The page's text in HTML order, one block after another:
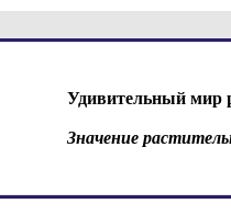
Удивительный мир
Значение